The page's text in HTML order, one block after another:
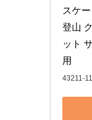
スケ
登山
ット
用
43211-